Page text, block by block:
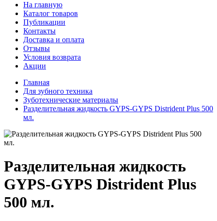
На главную
Каталог товаров
Публикации
Контакты
Доставка и оплата
Отзывы
Условия возврата
Акции
Главная
Для зубного техника
Зуботехнические материалы
Разделительная жидкость GYPS-GYPS Distrident Plus 500
мл.
Разделительная жидкость
GYPS-GYPS Distrident Plus
500 мл.